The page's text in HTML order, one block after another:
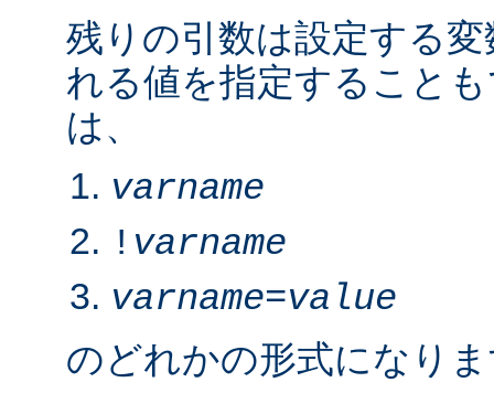
残りの引数は設定する
れる値を指定すること
は、
varname
! varname
varname=value
のどれかの形式になり